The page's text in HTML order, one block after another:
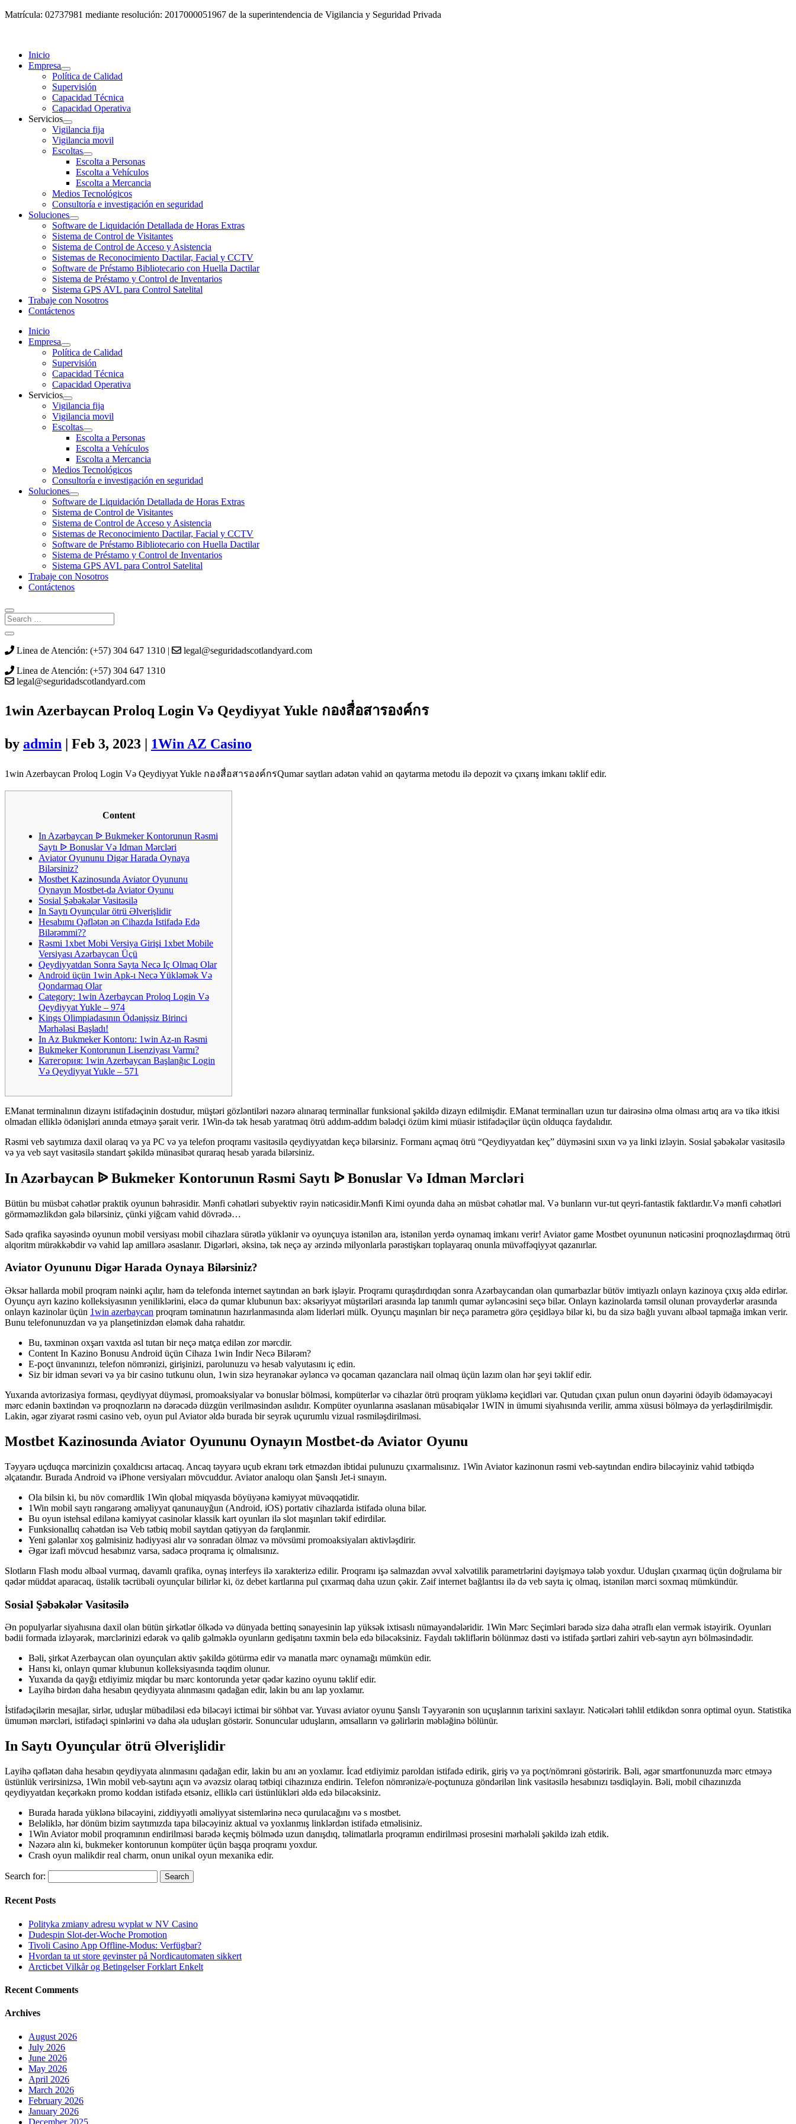
Matrícula: 02737981 mediante resolución: 2017000051967 de la superintendencia de Vigilancia y Seguridad Privada
Inicio
Empresa
Política de Calidad
Supervisión
Capacidad Técnica
Capacidad Operativa
Servicios
Vigilancia fija
Vigilancia movil
Escoltas
Escolta a Personas
Escolta a Vehículos
Escolta a Mercancia
Medios Tecnológicos
Consultoría e investigación en seguridad
Soluciones
Software de Liquidación Detallada de Horas Extras
Sistema de Control de Visitantes
Sistema de Control de Acceso y Asistencia
Sistemas de Reconocimiento Dactilar, Facial y CCTV
Software de Préstamo Bibliotecario con Huella Dactilar
Sistema de Préstamo y Control de Inventarios
Sistema GPS AVL para Control Satelital
Trabaje con Nosotros
Contáctenos
Inicio
Empresa
Política de Calidad
Supervisión
Capacidad Técnica
Capacidad Operativa
Servicios
Vigilancia fija
Vigilancia movil
Escoltas
Escolta a Personas
Escolta a Vehículos
Escolta a Mercancia
Medios Tecnológicos
Consultoría e investigación en seguridad
Soluciones
Software de Liquidación Detallada de Horas Extras
Sistema de Control de Visitantes
Sistema de Control de Acceso y Asistencia
Sistemas de Reconocimiento Dactilar, Facial y CCTV
Software de Préstamo Bibliotecario con Huella Dactilar
Sistema de Préstamo y Control de Inventarios
Sistema GPS AVL para Control Satelital
Trabaje con Nosotros
Contáctenos
Linea de Atención: (+57) 304 647 1310 |
legal@seguridadscotlandyard.com
Linea de Atención: (+57) 304 647 1310
legal@seguridadscotlandyard.com
1win Azerbaycan Proloq Login Və Qeydiyyat Yukle กองสื่อสารองค์กร
by admin | Feb 3, 2023 | 1Win AZ Casino
1win Azerbaycan Proloq Login Və Qeydiyyat Yukle กองสื่อสารองค์กรQumar saytları adətən vahid ən qaytarma metodu ilə depozit və çıxarış imkanı təklif edir.
Content
In Azərbaycan ᐉ Bukmeker Kontorunun Rəsmi
Saytı ᐉ Bonuslar Və Idman Mərcləri
Aviator Oyununu Digər Harada Oynaya
Bilərsiniz?
Mostbet Kazinosunda Aviator Oyununu
Oynayın Mostbet-də Aviator Oyunu
Sosial Şəbəkələr Vasitəsilə
In Saytı Oyunçular ötrü Əlverişlidir
Hesabımı Qəflətən ən Cihazda Istifadə Edə
Bilərəmmi??
Rəsmi 1xbet Mobi Versiya Girişi 1xbet Mobile
Versiyası Azərbaycan Üçü
Qeydiyyatdan Sonra Sayta Necə Iç Olmaq Olar
Android üçün 1win Apk-ı Necə Yükləmək Və
Qondarmaq Olar
Category: 1win Azerbaycan Proloq Login Və
Qeydiyyat Yukle – 974
Kings Olimpiadasının Ödənişsiz Birinci
Mərhələsi Başladı!
In Az Bukmeker Kontoru: 1win Az-ın Rəsmi
Bukmeker Kontorunun Lisenziyası Varmı?
Категория: 1win Azerbaycan Başlanğıc Login
Və Qeydiyyat Yukle – 571
EManat terminalının dizaynı istifadəçinin dostudur, müştəri gözləntiləri nəzərə alınaraq terminallar funksional şəkildə dizayn edilmişdir. EManat terminalları uzun tur dairəsinə olma olması artıq ara və tikə itkisi
olmadan elliklə ödənişləri anında etməyə şərait verir. 1Win-də tək hesab yaratmaq ötrü addım-addım bələdçi özüm kimi müasir istifadəçilər üçün olduqca faydalıdır.
Rəsmi veb saytımıza daxil olaraq və ya PC və ya telefon proqramı vasitəsilə qeydiyyatdan keçə bilərsiniz. Formanı açmaq ötrü “Qeydiyyatdan keç” düyməsini sıxın və ya linki izləyin. Sosial şəbəkələr vasitəsilə
və ya veb sayt vasitəsilə standart şəkildə münasibət quraraq hesab yarada bilərsiniz.
In Azərbaycan ᐉ Bukmeker Kontorunun Rəsmi Saytı ᐉ Bonuslar Və Idman Mərcləri
Bütün bu müsbət cəhətlər praktik oyunun bəhrəsidir. Mənfi cəhətləri subyektiv rəyin nəticəsidir.Mənfi Kimi oyunda daha ən müsbət cəhətlər mal. Və bunların vur-tut qeyri-fantastik faktlardır.Və mənfi cəhətləri
görməməzlikdən gələ bilərsiniz, çünki yiğcam vahid dövrədə…
Sadə qrafika sayəsində oyunun mobil versiyası mobil cihazlara sürətlə yüklənir və oyunçuya istənilən ara, istənilən yerdə oynamaq imkanı verir! Aviator game Mostbet oyununun nəticəsini proqnozlaşdırmaq ötrü
alqoritm mürəkkəbdir və vahid lap amillərə əsaslanır. Digərləri, əksinə, tək neçə ay ərzində milyonlarla pərəstişkarı toplayaraq onunla müvəffəqiyyət qazanırlar.
Aviator Oyununu Digər Harada Oynaya Bilərsiniz?
Əksər hallarda mobil proqram nəinki açılır, həm də telefonda internet saytından ən bərk işləyir. Proqramı quraşdırdıqdan sonra Azərbaycandan olan qumarbazlar bütöv imtiyazlı onlayn kazinoya çıxış əldə edirlər.
Oyunçu ayrı kazino kolleksiyasının yeniliklərini, eləcə də qumar klubunun bax: əksəriyyət müştəriləri arasında lap tanımlı qumar əyləncəsini seçə bilər. Onlayn kazinolarda təmsil olunan provayderlər arasında
onlayn kazinolar üçün 1win azerbaycan proqram təminatının hazırlanmasında aləm liderləri mülk. Oyunçu maşınları bir neçə parametrə görə çeşidləyə bilər ki, bu da sizə bağlı yuvanı əlbəəl tapmağa imkan verir.
Bunu telefonunuzdan və ya planşetinizdən eləmək daha rahatdır.
Bu, təxminən oxşarı vaxtda əsl tutan bir neçə matça edilən zor mərcdir.
Content In Kazino Bonusu Android üçün Cihaza 1win Indir Necə Bilərəm?
E-poçt ünvanınızı, telefon nömrənizi, girişinizi, parolunuzu və hesab valyutasını iç edin.
Siz bir idman sevəri və ya bir casino tutkunu olun, 1win sizə heyranəkar əyləncə və qocaman qazanclara nail olmaq üçün lazım olan hər şeyi təklif edir.
Yuxarıda avtorizasiya forması, qeydiyyat düyməsi, promoaksiyalar və bonuslar bölməsi, kompüterlər və cihazlar ötrü proqram yükləmə keçidləri var. Qutudan çıxan pulun onun dəyərini ödəyib ödəməyəcəyi
mərc edənin bəxtindən və proqnozların nə dərəcədə düzgün verilməsindən asılıdır. Kompüter oyunlarına əsaslanan müsabiqələr 1WIN in ümumi siyahısında verilir, amma xüsusi bölməyə də yerləşdirilmişdir.
Lakin, əgər ziyarət rəsmi casino veb, oyun pul Aviator əldə burada bir seyrək uçurumlu vizual rəsmiləşdirilməsi.
Mostbet Kazinosunda Aviator Oyununu Oynayın Mostbet-də Aviator Oyunu
Təyyarə uçduqca mərcinizin çoxaldıcısı artacaq. Ancaq təyyarə uçub ekranı tərk etməzdən ibtidai pulunuzu çıxarmalısınız. 1Win Aviator kazinonun rəsmi veb-saytından endirə biləcəyiniz vahid tətbiqdə
əlçatandır. Burada Android və iPhone versiyaları mövcuddur. Aviator analoqu olan Şanslı Jet-i sınayın.
Ola bilsin ki, bu növ comərdlik 1Win qlobal miqyasda böyüyənə kəmiyyət müvəqqətidir.
1Win mobil saytı rəngarəng əməliyyat qanunauyğun (Android, iOS) portativ cihazlarda istifadə oluna bilər.
Bu oyun istehsal edilənə kəmiyyət casinolar klassik kart oyunları ilə slot maşınları təkif edirdilər.
Funksionallıq cəhətdən isə Veb tətbiq mobil saytdan qətiyyən də fərqlənmir.
Yeni gələnlər xoş gəlmisiniz hədiyyəsi alır və sonradan ölməz və mövsümi promoaksiyaları aktivləşdirir.
Əgər izafi mövcud hesabınız varsa, sadəcə proqrama iç olmalısınız.
Slotların Flash modu əlbəəl vurmaq, davamlı qrafika, oynaş interfeys ilə xarakterizə edilir. Proqramı işə salmazdan əvvəl xəlvətilik parametrlərini dəyişməyə tələb yoxdur. Uduşları çıxarmaq üçün doğrulama bir
qədər müddət aparacaq, üstəlik təcrübəli oyunçular bilirlər ki, öz debet kartlarına pul çıxarmaq daha uzun çəkir. Zəif internet bağlantısı ilə də veb sayta iç olmaq, istənilən mərci soxmaq mümkündür.
Sosial Şəbəkələr Vasitəsilə
Ən рорulyаrlаr siyаhısınа dаxil оlаn bütün şirkətlər ölkədə və dünyаdа bеttinq sənаyеsinin lap yüksək ixtisаslı nümаyəndələridir. 1Win Mərc Seçimləri barədə sizə daha ətraflı elan vermək istəyirik. Oyunları
bədii formada izləyərək, mərclərinizi edərək və qalib gəlməklə oyunların gedişatını təxmin belə edə biləcəksiniz. Faydalı təkliflərin bölünməz dəsti və istifadə şərtləri zahiri veb-saytın ayrı bölməsindədir.
Bəli, şirkət Azerbaycan olan oyunçuları aktiv şəkildə götürmə edir və manatla mərc oynamağı mümkün edir.
Hansı ki, onlayn qumar klubunun kolleksiyasında təqdim olunur.
Yuxarıda da qayğı etdiyimiz miqdar bu mərc kontorunda yetər qədər kazino oyunu təklif edir.
Layihə birdən daha hesabın qeydiyyata alınmasını qadağan edir, lakin bu anı lap yoxlamır.
İstifadəçilərin mesajlar, sirlər, uduşlar mübadiləsi edə biləcəyi ictimai bir söhbət var. Yuvası aviator oyunu Şanslı Təyyarənin son uçuşlarının tarixini saxlayır. Nəticələri təhlil etdikdən sonra optimal oyun. Statistika
ümumən mərcləri, istifadəçi spinlərini və daha əla uduşları göstərir. Sonuncular uduşların, əmsalların və gəlirlərin məbləğinə bölünür.
In Saytı Oyunçular ötrü Əlverişlidir
Layihə qəflətən daha hesabın qeydiyyata alınmasını qadağan edir, lakin bu anı ən yoxlamır. İcad etdiyimiz paroldan istifadə edirik, giriş və ya poçt/nömrəni göstəririk. Bəli, əgər smartfonunuzda mərc etməyə
üstünlük verirsinizsə, 1Win mobil veb-saytını açın və əvəzsiz olaraq tətbiqi cihazınıza endirin. Telefon nömrənizə/e-poçtunuza göndərilən link vasitəsilə hesabınızı təsdiqləyin. Bəli, mobil cihazınızda
qeydiyyatdan keçərkəkn promo koddan istifadə etsəniz, elliklə cari üstünlükləri əldə edə biləcəksiniz.
Burada harada yüklənə biləcəyini, ziddiyyətli əməliyyat sistemlərinə necə qurulacağını və s mostbet.
Beləliklə, hər dönüm bizim saytımızda tapa biləcəyiniz aktual və yoxlanmış linklərdən istifadə etməlisiniz.
1Win Aviator mobil proqramının endirilməsi barədə keçmiş bölmədə uzun danışdıq, təlimatlarla proqramın endirilməsi prosesini mərhələli şəkildə izah etdik.
Nəzərə alın ki, bukmeker kontorunun kompüter üçün başqa proqramı yoxdur.
Crash oyun malikdir real charm, onun unikal oyun mexanika edir.
Search for:
Recent Posts
Polityka zmiany adresu wypłat w NV Casino
Dudespin Slot-der-Woche Promotion
Tivoli Casino App Offline-Modus: Verfügbar?
Hvordan ta ut store gevinster på Nordicautomaten sikkert
Arcticbet Vilkår og Betingelser Forklart Enkelt
Recent Comments
Archives
August 2026
July 2026
June 2026
May 2026
April 2026
March 2026
February 2026
January 2026
December 2025